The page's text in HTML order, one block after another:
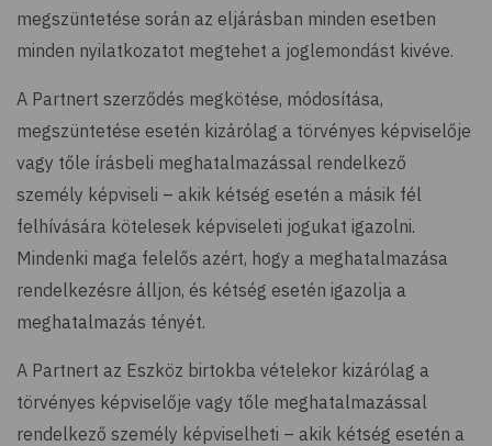
megszüntetése során az eljárásban minden esetben
minden nyilatkozatot megtehet a joglemondást kivéve.
A Partnert szerződés megkötése, módosítása,
megszüntetése esetén kizárólag a törvényes képviselője
vagy tőle írásbeli meghatalmazással rendelkező
személy képviseli – akik kétség esetén a másik fél
felhívására kötelesek képviseleti jogukat igazolni.
Mindenki maga felelős azért, hogy a meghatalmazása
rendelkezésre álljon, és kétség esetén igazolja a
meghatalmazás tényét.
A Partnert az Eszköz birtokba vételekor kizárólag a
törvényes képviselője vagy tőle meghatalmazással
rendelkező személy képviselheti – akik kétség esetén a